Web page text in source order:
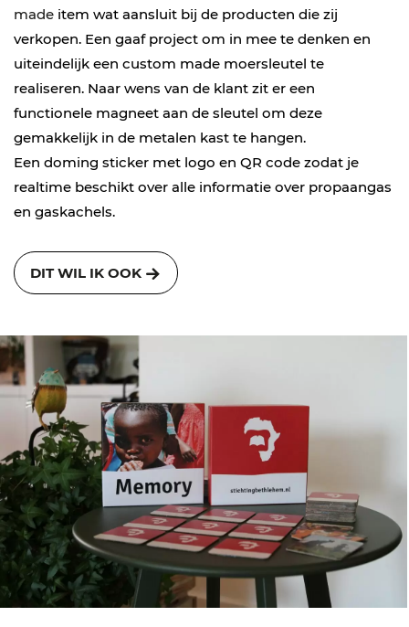
made item wat aansluit bij de producten die zij
verkopen. Een gaaf project om in mee te denken en
uiteindelijk een custom made moersleutel te
realiseren. Naar wens van de klant zit er een
functionele magneet aan de sleutel om deze
gemakkelijk in de metalen kast te hangen.
Een doming sticker met logo en QR code zodat je
realtime beschikt over alle informatie over propaangas
en gaskachels.
DIT WIL IK OOK